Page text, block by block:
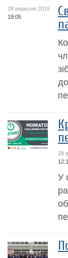
28 вересня 2016
19:05
28
У